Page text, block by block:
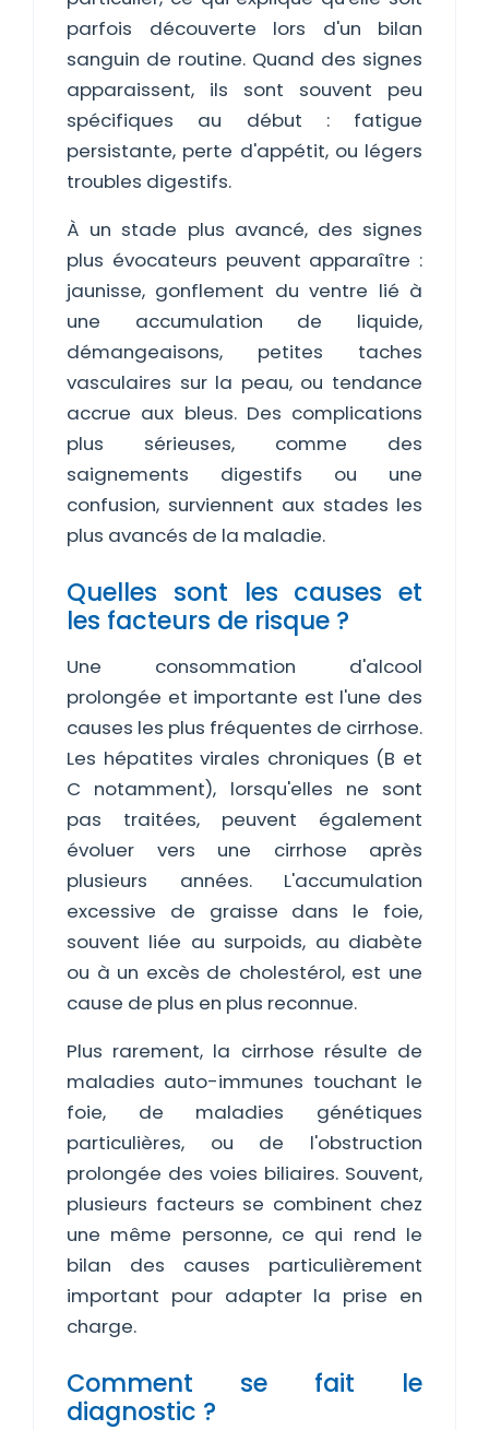
parfois découverte lors d'un bilan
sanguin de routine. Quand des signes
apparaissent, ils sont souvent peu
spécifiques au début : fatigue
persistante, perte d'appétit, ou légers
troubles digestifs.
À un stade plus avancé, des signes
plus évocateurs peuvent apparaître :
jaunisse, gonflement du ventre lié à
une accumulation de liquide,
démangeaisons, petites taches
vasculaires sur la peau, ou tendance
accrue aux bleus. Des complications
plus sérieuses, comme des
saignements digestifs ou une
confusion, surviennent aux stades les
plus avancés de la maladie.
Quelles sont les causes et
les facteurs de risque ?
Une consommation d'alcool
prolongée et importante est l'une des
causes les plus fréquentes de cirrhose.
Les hépatites virales chroniques (B et
C notamment), lorsqu'elles ne sont
pas traitées, peuvent également
évoluer vers une cirrhose après
plusieurs années. L'accumulation
excessive de graisse dans le foie,
souvent liée au surpoids, au diabète
ou à un excès de cholestérol, est une
cause de plus en plus reconnue.
Plus rarement, la cirrhose résulte de
maladies auto-immunes touchant le
foie, de maladies génétiques
particulières, ou de l'obstruction
prolongée des voies biliaires. Souvent,
plusieurs facteurs se combinent chez
une même personne, ce qui rend le
bilan des causes particulièrement
important pour adapter la prise en
charge.
Comment se fait le
diagnostic ?